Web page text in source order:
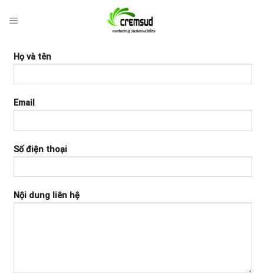
Họ và tên
Email
Số điện thoại
Nội dung liên hệ